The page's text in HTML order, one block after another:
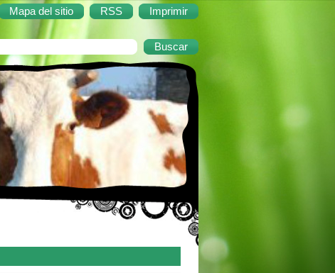
Mapa del sitio RSS Imprimir